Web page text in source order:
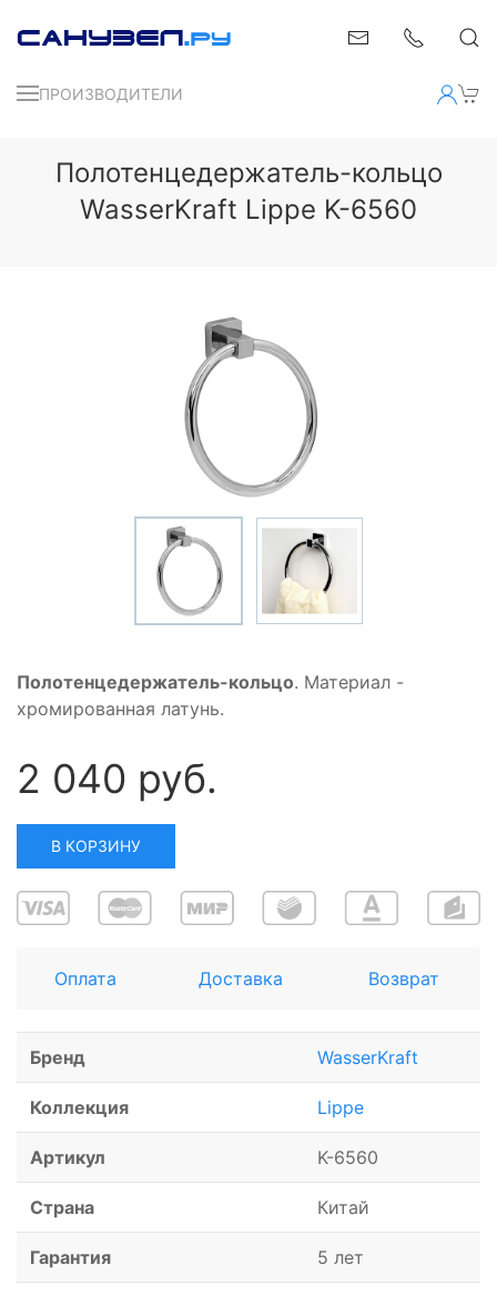
ПРОИЗВОДИТЕЛИ
Полотенцедержатель-кольцо
WasserKraft Lippe K-6560
Полотенцедержатель-кольцо. Материал -
хромированная латунь.
2 040 руб.
В КОРЗИНУ
Оплата Доставка Возврат
Бренд WasserKraft
Коллекция Lippe
Артикул K-6560
Страна Китай
Гарантия 5 лет